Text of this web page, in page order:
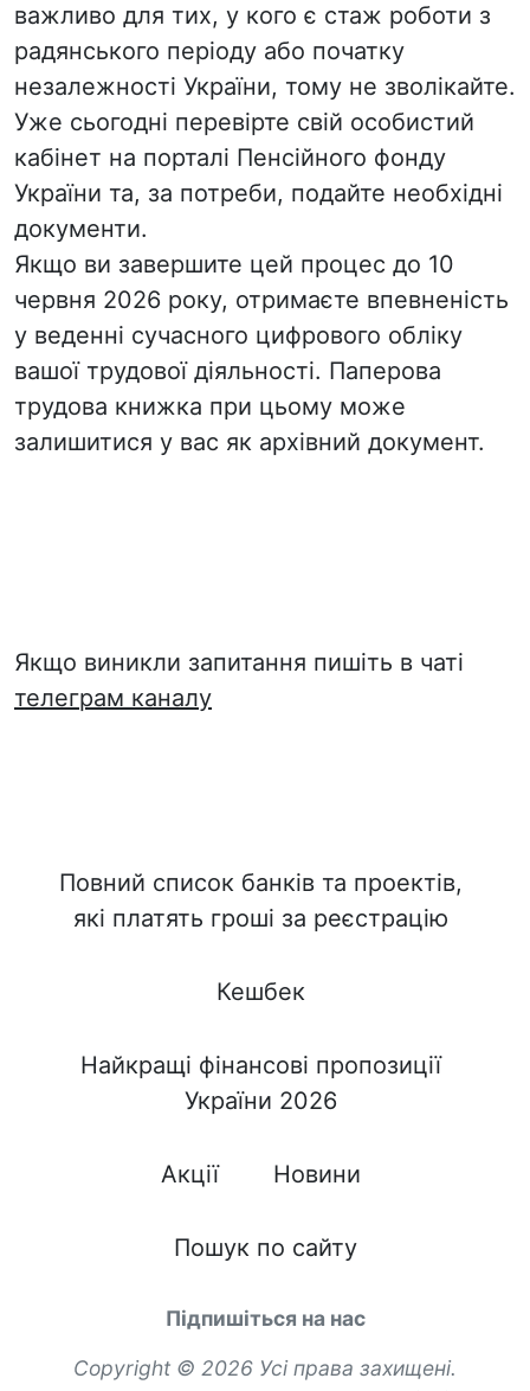
важливо для тих, у кого є стаж роботи з
радянського періоду або початку
незалежності України, тому не зволікайте.
Уже сьогодні перевірте свій особистий
кабінет на порталі Пенсійного фонду
України та, за потреби, подайте необхідні
документи.
Якщо ви завершите цей процес до 10
червня 2026 року, отримаєте впевненість
у веденні сучасного цифрового обліку
вашої трудової діяльності. Паперова
трудова книжка при цьому може
залишитися у вас як архівний документ.
Якщо виникли запитання пишіть в чаті
телеграм каналу
Повний список банків та проектів,
які платять гроші за реєстрацію
Кешбек
Найкращі фінансові пропозиції
України 2026
Акції Новини
Пошук по сайту
Підпишіться на нас
Copyright © 2026 Усі права захищені.